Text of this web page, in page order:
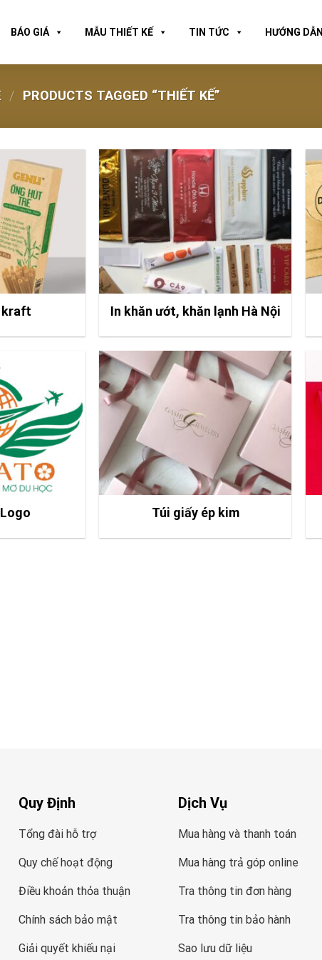
BÁO GIÁ MẪU THIẾT KẾ TIN TỨC HƯỚNG DẪN
/ PRODUCTS TAGGED “THIẾT KẾ”
kraft In khăn ướt, khăn lạnh Hà Nội
Túi giấy ép kim
Quy Định
Tổng đài hỗ trợ
Quy chế hoạt động
Điều khoản thỏa thuận
Chính sách bảo mật
Giải quyết khiếu nại
Dịch Vụ
Mua hàng và thanh toán
Mua hàng trả góp online
Tra thông tin đơn hàng
Tra thông tin bảo hành
Sao lưu dữ liệu